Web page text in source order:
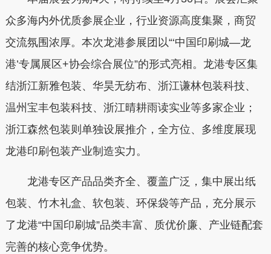
众多海内外优质参展企业，行业资源高度集聚，商贸
交流氛围浓厚。本次龙港参展团以“‘中国印刷城—龙
港’专属展区+协会综合展位”的形式亮相。龙港专区集
结浙江新雅包装、华昊无纺布、浙江谦林包装科技、
温州宝丰包装科技、浙江晴耕雨读实业等多家企业；
浙江森然包装则单独设展推介，全方位、多维度展现
龙港印刷包装产业制造实力。
龙港专区产品品类齐全、覆盖广泛，集中展出纸
包装、竹木礼盒、软包装、环保袋等产品，充分展示
了龙港“中国印刷城”品类丰富、质优价廉、产业链配套
完善的核心竞争优势。